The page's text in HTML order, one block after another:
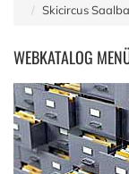
Skicircus
WEBKATALOG